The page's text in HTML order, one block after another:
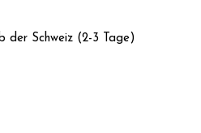
der Schweiz (2-3 Tage)